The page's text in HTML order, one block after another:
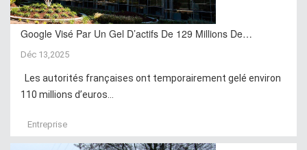
Google Visé Par Un Gel D’actifs De 129 Millions De…
Déc 13,2025
Les autorités françaises ont temporairement gelé environ
110 millions d’euros...
Entreprise